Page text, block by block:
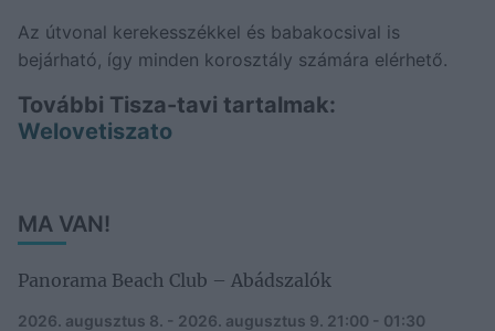
Az útvonal kerekesszékkel és babakocsival is
bejárható, így minden korosztály számára elérhető.
További Tisza-tavi tartalmak:
Welovetiszato
MA VAN!
Panorama Beach Club – Abádszalók
2026. augusztus 8. - 2026. augusztus 9. 21:00 - 01:30